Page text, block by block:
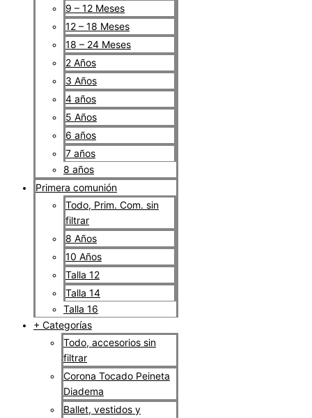
9 – 12 Meses
12 – 18 Meses
18 – 24 Meses
2 Años
3 Años
4 años
5 Años
6 años
7 años
8 años
Primera comunión
Todo, Prim. Com. sin
filtrar
8 Años
10 Años
Talla 12
Talla 14
Talla 16
+ Categorías
Todo, accesorios sin
filtrar
Corona Tocado Peineta
Diadema
Ballet, vestidos y